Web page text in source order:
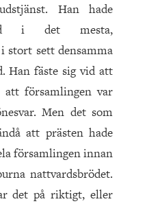
Han hade
i det mesta,
stort sett densamma
Han fäste sig vid att
församlingen var
Men det som
att prästen hade
församlingen innan
nattvardsbrödet.
det på riktigt, eller